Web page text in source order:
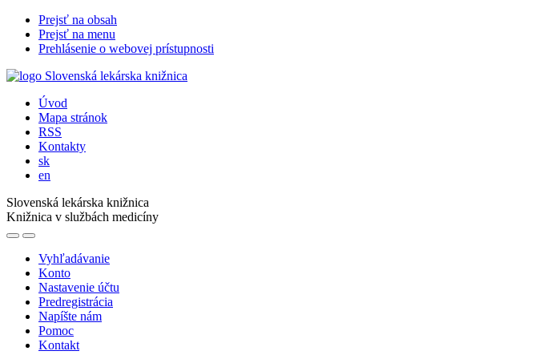
Prejsť na obsah
Prejsť na menu
Prehlásenie o webovej prístupnosti
Úvod
Mapa stránok
RSS
Kontakty
sk
en
Slovenská lekárska knižnica
Knižnica v službách medicíny
Vyhľadávanie
Konto
Nastavenie účtu
Predregistrácia
Napíšte nám
Pomoc
Kontakt